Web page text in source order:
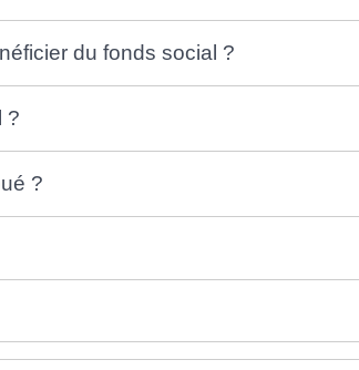
du fonds social ?
?
?